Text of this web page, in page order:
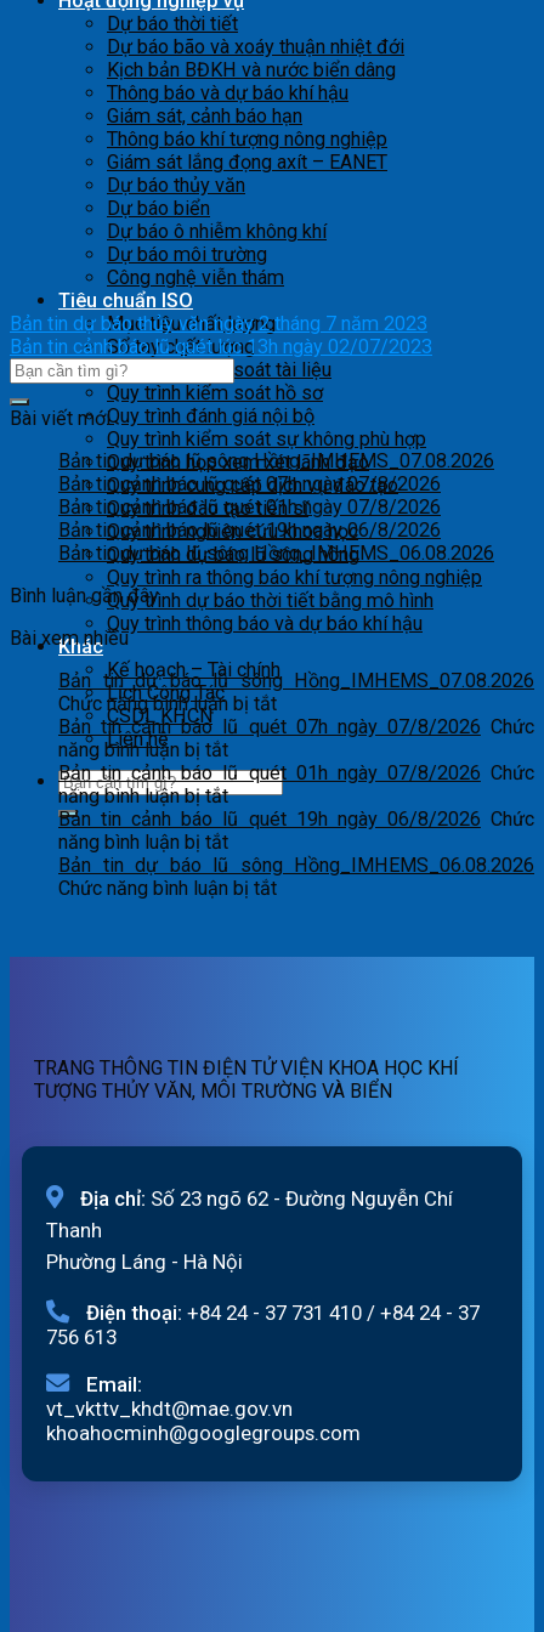
Dự báo thời tiết
Dự báo bão và xoáy thuận nhiệt đới
Kịch bản BĐKH và nước biển dâng
Thông báo và dự báo khí hậu
Giám sát, cảnh báo hạn
Thông báo khí tượng nông nghiệp
Giám sát lắng đọng axít – EANET
Dự báo thủy văn
Dự báo biển
Dự báo ô nhiễm không khí
Dự báo môi trường
Công nghệ viễn thám
Tiêu chuẩn ISO
Mục tiêu chất lượng
Sổ tay chất lượng
Quy trình kiểm soát tài liệu
Quy trình kiểm soát hồ sơ
Quy trình đánh giá nội bộ
Quy trình kiểm soát sự không phù hợp
Quy trình họp xem xét lãnh đạo
Quy trình cung cấp dịch vụ đào tạo
Quy trình đào tạo tiến sĩ
Quy trình nghiên cứu khoa học
Quy trình dự báo lũ sông hồng
Quy trình ra thông báo khí tượng nông nghiệp
Quy trình dự báo thời tiết bằng mô hình
Quy trình thông báo và dự báo khí hậu
Khác
Kế hoạch – Tài chính
Lịch Công Tác
CSDL KHCN
Liên hệ
Bản tin dự báo thủy văn ngày 2 tháng 7 năm 2023
Bản tin cảnh báo lũ quét lúc 13h ngày 02/07/2023
Bài viết mới
Bản tin dự báo lũ sông Hồng_IMHEMS_07.08.2026
Bản tin cảnh báo lũ quét 07h ngày 07/8/2026
Bản tin cảnh báo lũ quét 01h ngày 07/8/2026
Bản tin cảnh báo lũ quét 19h ngày 06/8/2026
Bản tin dự báo lũ sông Hồng_IMHEMS_06.08.2026
Bình luận gần đây
Bài xem nhiều
Bản tin dự báo lũ sông Hồng_IMHEMS_07.08.2026
Chức năng bình luận bị tắtở
Bản
dự
báo
lũ
Hồng_IMHEMS_07.08.2026
Bản tin cảnh báo lũ quét 07h ngày 07/8/2026 Chức
năng bình luận bị tắtở
Bản
tin
cảnh
báo
lũ
quét
07/8/2026
Bản tin cảnh báo lũ quét 01h ngày 07/8/2026 Chức
năng bình luận bị tắtở
Bản
tin
cảnh
báo
01h
Bản tin cảnh báo lũ quét 19h ngày 06/8/2026 Chức
năng bình luận bị tắtở
Bản
tin
lũ
Bản tin dự báo lũ sông Hồng_IMHEMS_06.08.2026
Chức năng bình luận bị tắtở
dự
TRANG THÔNG TIN ĐIỆN TỬ VIỆN KHOA HỌC KHÍ
TƯỢNG THỦY VĂN, MÔI TRƯỜNG VÀ BIỂN
Địa chỉ: Số 23 ngõ 62 - Đường Nguyễn Chí
Thanh
Phường Láng - Hà Nội
Điện thoại: +84 24 - 37 731 410 / +84 24 - 37
756 613
Email:
vt_vkttv_khdt@mae.gov.vn
khoahocminh@googlegroups.com